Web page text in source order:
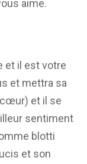
aime.
et il est votre
et mettra sa
et il se
sentiment
blotti
et son